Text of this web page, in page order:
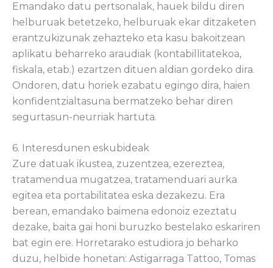
Emandako datu pertsonalak, hauek bildu diren
helburuak betetzeko, helburuak ekar ditzaketen
erantzukizunak zehazteko eta kasu bakoitzean
aplikatu beharreko araudiak (kontabillitatekoa,
fiskala, etab.) ezartzen dituen aldian gordeko dira.
Ondoren, datu horiek ezabatu egingo dira, haien
konfidentzialtasuna bermatzeko behar diren
segurtasun-neurriak hartuta.
6. Interesdunen eskubideak
Zure datuak ikustea, zuzentzea, ezereztea,
tratamendua mugatzea, tratamenduari aurka
egitea eta portabilitatea eska dezakezu. Era
berean, emandako baimena edonoiz ezeztatu
dezake, baita gai honi buruzko bestelako eskariren
bat egin ere. Horretarako estudiora jo beharko
duzu, helbide honetan: Astigarraga Tattoo, Tomas